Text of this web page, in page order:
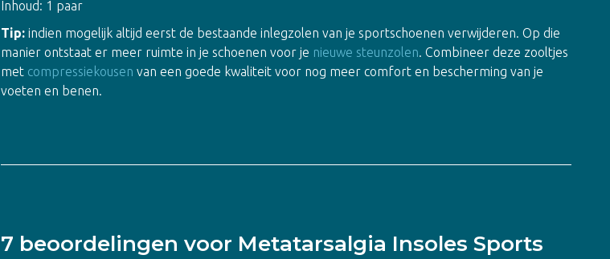
Inhoud: 1 paar
Tip: indien mogelijk altijd eerst de bestaande inlegzolen van je sportschoenen verwijderen. Op die
manier ontstaat er meer ruimte in je schoenen voor je nieuwe steunzolen. Combineer deze zooltjes
met compressiekousen van een goede kwaliteit voor nog meer comfort en bescherming van je
voeten en benen.
7 beoordelingen voor Metatarsalgia Insoles Sports